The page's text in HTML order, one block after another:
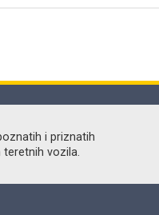
i priznatih
vozila.